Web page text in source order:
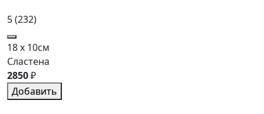
5(232)
18 x 10см
Сластена
2850₽
Добавить